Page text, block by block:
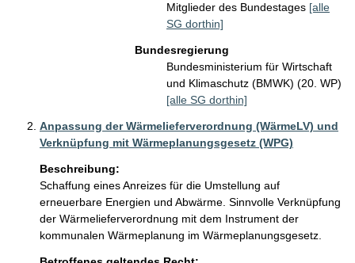
Mitglieder des Bundestages [alle
SG dorthin]
Bundesregierung
Bundesministerium für Wirtschaft
und Klimaschutz (BMWK) (20. WP)
[alle SG dorthin]
Anpassung der Wärmelieferverordnung (WärmeLV) und
Verknüpfung mit Wärmeplanungsgesetz (WPG)
Beschreibung:
Schaffung eines Anreizes für die Umstellung auf
erneuerbare Energien und Abwärme. Sinnvolle Verknüpfung
der Wärmelieferverordnung mit dem Instrument der
kommunalen Wärmeplanung im Wärmeplanungsgesetz.